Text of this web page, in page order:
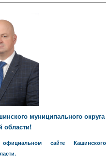
муниципального округа
области!
сайте Кашинского